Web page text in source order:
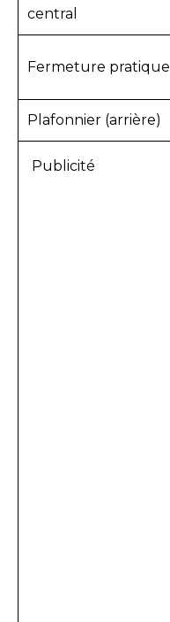
central
Fermeture pratique
Plafonnier (arrière)
Publicité